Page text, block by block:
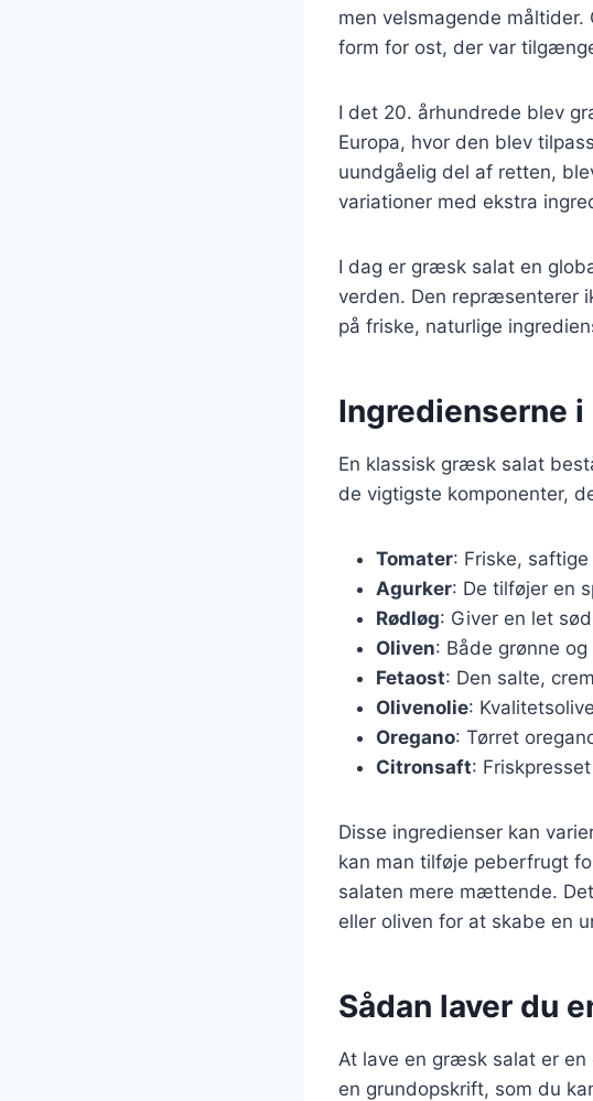
men velsmagende
form for ost, der var
I det 20. århundrede blev
Europa, hvor den blev
uundgåelig del af retten,
variationer med ekstra
I dag er græsk salat en
verden. Den repræsenterer
på friske, naturlige
Ingredienserne
En klassisk græsk salat
de vigtigste komponenter,
Tomater: Friske,
Agurker: De tilføjer en
Rødløg: Giver en let
Oliven: Både grønne
Fetaost: Den salte,
Olivenolie:
Oregano: Tørret
Citronsaft:
Disse ingredienser kan
kan man tilføje peberfrugt
salaten mere mættende.
eller oliven for at skabe en
Sådan laver du
At lave en græsk salat er
en grundopskrift, som du